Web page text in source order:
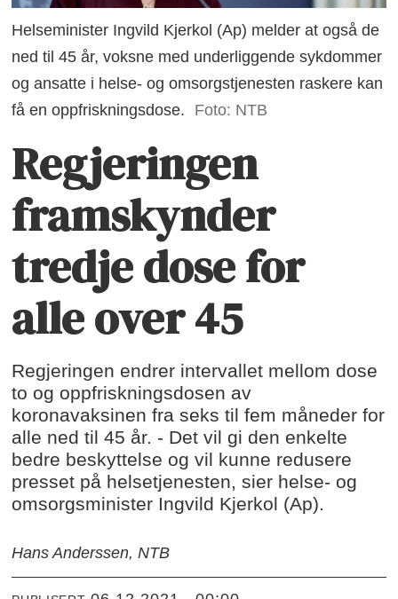
Helseminister Ingvild Kjerkol (Ap) melder at også de
ned til 45 år, voksne med underliggende sykdommer
og ansatte i helse- og omsorgstjenesten raskere kan
få en oppfriskningsdose.
Foto: NTB
Regjeringen
framskynder
tredje dose for
alle over 45
Regjeringen endrer intervallet mellom dose
to og oppfriskningsdosen av
koronavaksinen fra seks til fem måneder for
alle ned til 45 år. - Det vil gi den enkelte
bedre beskyttelse og vil kunne redusere
presset på helsetjenesten, sier helse- og
omsorgsminister Ingvild Kjerkol (Ap).
Hans Anderssen, NTB